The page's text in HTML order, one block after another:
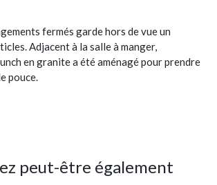
fermés garde hors de vue un
Adjacent à la salle à manger,
en granite a été aménagé pour prendre
pouce.
peut-être également